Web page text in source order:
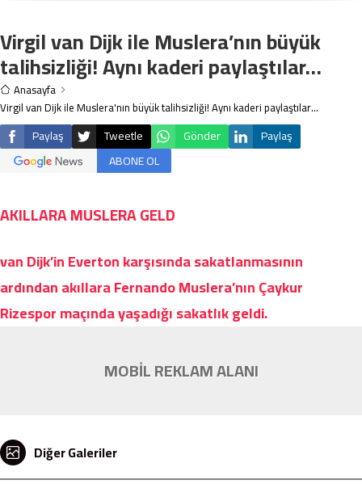
Virgil van Dijk ile Muslera’nın büyük
talihsizliği! Aynı kaderi paylaştılar…
Anasayfa
Virgil van Dijk ile Muslera'nın büyük talihsizliği! Aynı kaderi paylaştılar...
Paylaş Tweetle Gönder
Paylaş
ABONE OL
AKILLARA MUSLERA GELD
van Dijk’in Everton karşısında sakatlanmasının
ardından akıllara Fernando Muslera’nın Çaykur
Rizespor maçında yaşadığı sakatlık geldi.
MOBİL REKLAM ALANI
Diğer Galeriler